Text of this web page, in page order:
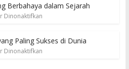
Berbahaya dalam Sejarah
Dinonaktifkan
Paling Sukses di Dunia
Dinonaktifkan